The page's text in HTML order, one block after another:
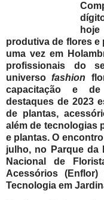
produtiva de flores e
uma vez em
profissionais do
universofashion
capacitação e de
destaques de 2023
de plantas,
além de tecnologias
e plantas. O
julho, no Parque da
Nacional de
Acessórios
Tecnologia em